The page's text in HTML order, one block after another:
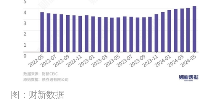
图：财新数据